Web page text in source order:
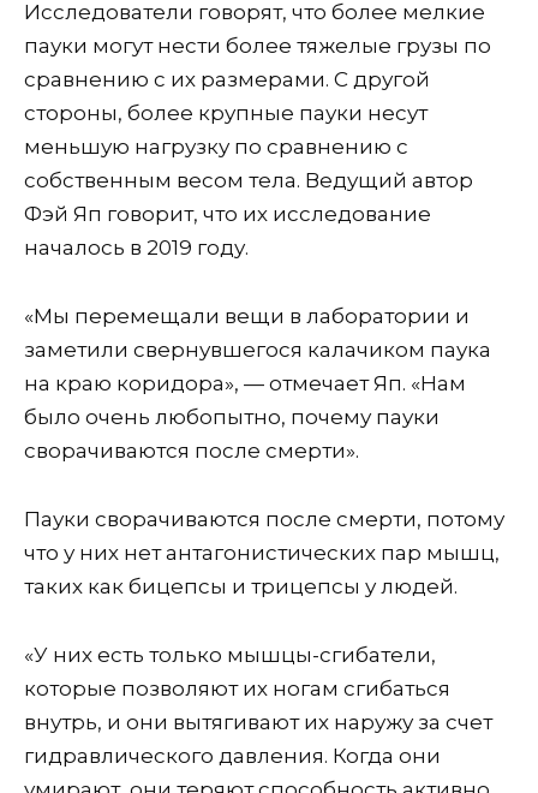
Исследователи говорят, что более мелкие
пауки могут нести более тяжелые грузы по
сравнению с их размерами. С другой
стороны, более крупные пауки несут
меньшую нагрузку по сравнению с
собственным весом тела. Ведущий автор
Фэй Яп говорит, что их исследование
началось в 2019 году.
«Мы перемещали вещи в лаборатории и
заметили свернувшегося калачиком паука
на краю коридора», — отмечает Яп. «Нам
было очень любопытно, почему пауки
сворачиваются после смерти».
Пауки сворачиваются после смерти, потому
что у них нет антагонистических пар мышц,
таких как бицепсы и трицепсы у людей.
«У них есть только мышцы-сгибатели,
которые позволяют их ногам сгибаться
внутрь, и они вытягивают их наружу за счет
гидравлического давления. Когда они